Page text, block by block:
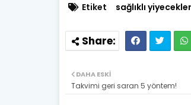
Etiket sağlıklı yiyecekler
DAHA ESKI
Takvimi geri saran 5 yöntem!